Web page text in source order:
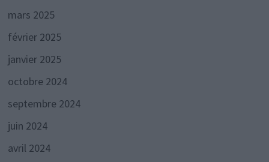
mars 2025
février 2025
janvier 2025
octobre 2024
septembre 2024
juin 2024
avril 2024